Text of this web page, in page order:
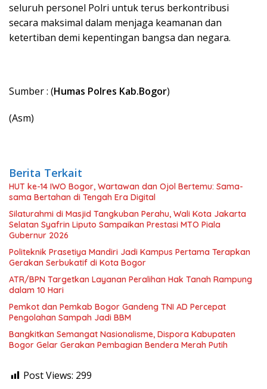
seluruh personel Polri untuk terus berkontribusi
secara maksimal dalam menjaga keamanan dan
ketertiban demi kepentingan bangsa dan negara.
Sumber : (Humas Polres Kab.Bogor)
(Asm)
Berita Terkait
HUT ke-14 IWO Bogor, Wartawan dan Ojol Bertemu: Sama-
sama Bertahan di Tengah Era Digital
Silaturahmi di Masjid Tangkuban Perahu, Wali Kota Jakarta
Selatan Syafrin Liputo Sampaikan Prestasi MTO Piala
Gubernur 2026
Politeknik Prasetiya Mandiri Jadi Kampus Pertama Terapkan
Gerakan Serbukatif di Kota Bogor
ATR/BPN Targetkan Layanan Peralihan Hak Tanah Rampung
dalam 10 Hari
Pemkot dan Pemkab Bogor Gandeng TNI AD Percepat
Pengolahan Sampah Jadi BBM
Bangkitkan Semangat Nasionalisme, Dispora Kabupaten
Bogor Gelar Gerakan Pembagian Bendera Merah Putih
Post Views: 299